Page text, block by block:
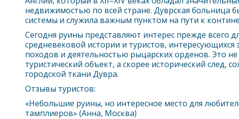
недвижимостью по всей стране. Дуврская больница
системы и служила важным пунктом на пути к
Сегодня руины представляют интерес прежде всего
средневековой истории и туристов, интересующихся
походов и деятельностью рыцарских орденов. Это
туристический объект, а скорее исторический след,
городской ткани Дувра.
Отзывы туристов:
«Небольшие руины, но интересное место для
тамплиеров» (Анна, Москва)